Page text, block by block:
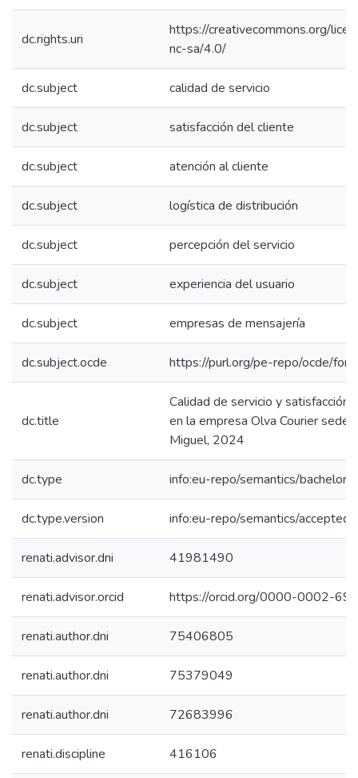
dc.rights.uri
https://creativecommons.org/
nc-sa/4.0/
dc.subject calidad de servicio
dc.subject satisfacción del cliente
dc.subject atención al cliente
dc.subject logística de distribución
dc.subject percepción del servicio
dc.subject experiencia del usuario
dc.subject empresas de mensajería
dc.subject.ocde https://purl.org/pe-repo/ocde/
dc.title
Calidad de servicio y satisfacción
en la empresa Olva Courier sede
Miguel, 2024
dc.type info:eu-repo/semantics/
dc.type.version info:eu-repo/semantics/
renati.advisor.dni 41981490
renati.advisor.orcid https://orcid.org/0000-0002-
renati.author.dni 75406805
renati.author.dni 75379049
renati.author.dni 72683996
renati.discipline 416106